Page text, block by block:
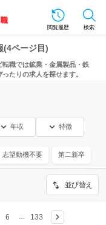
閲覧履歴 検索
(4ページ目)
職では鉱業・金属製品・鉄
たりの求人を探せます。
年収 特徴
志望動機不要 第二新卒
並び替え
6 133